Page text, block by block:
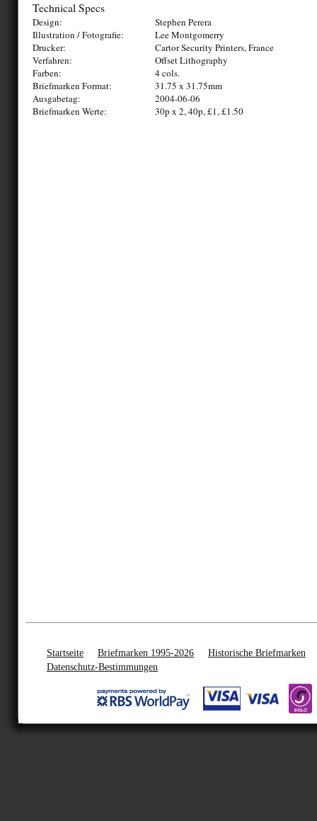
Technical Specs
Design:
Stephen Perera
Illustration / Fotografie:
Lee Montgomerry
Drucker:
Cartor Security Printers, France
Verfahren:
Offset Lithography
Farben:
4 cols.
Briefmarken Format:
31.75 x 31.75mm
Ausgabetag:
2004-06-06
Briefmarken Werte:
30p x 2, 40p, £1, £1.50
Startseite Briefmarken 1995-2026
Historische Briefmarken
Datenschutz-Bestimmungen